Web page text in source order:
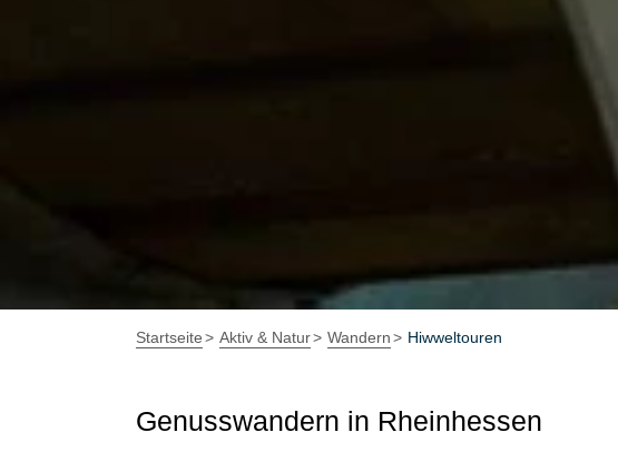
Startseite Aktiv & Natur Wandern Hiwweltouren
Genusswandern in Rheinhessen